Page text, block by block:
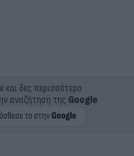
και δες περισσότερο
αναζήτηση της Google